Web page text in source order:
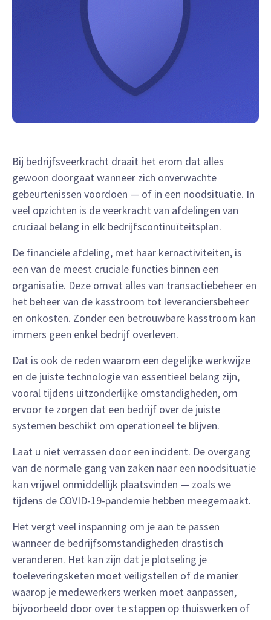
Bij bedrijfsveerkracht draait het erom dat alles
gewoon doorgaat wanneer zich onverwachte
gebeurtenissen voordoen — of in een noodsituatie. In
veel opzichten is de veerkracht van afdelingen van
cruciaal belang in elk bedrijfscontinuïteitsplan.
De financiële afdeling, met haar kernactiviteiten, is
een van de meest cruciale functies binnen een
organisatie. Deze omvat alles van transactiebeheer en
het beheer van de kasstroom tot leveranciersbeheer
en onkosten. Zonder een betrouwbare kasstroom kan
immers geen enkel bedrijf overleven.
Dat is ook de reden waarom een degelijke werkwijze
en de juiste technologie van essentieel belang zijn,
vooral tijdens uitzonderlijke omstandigheden, om
ervoor te zorgen dat een bedrijf over de juiste
systemen beschikt om operationeel te blijven.
Laat u niet verrassen door een incident. De overgang
van de normale gang van zaken naar een noodsituatie
kan vrijwel onmiddellijk plaatsvinden — zoals we
tijdens de COVID-19-pandemie hebben meegemaakt.
Het vergt veel inspanning om je aan te passen
wanneer de bedrijfsomstandigheden drastisch
veranderen. Het kan zijn dat je plotseling je
toeleveringsketen moet veiligstellen of de manier
waarop je medewerkers werken moet aanpassen,
bijvoorbeeld door over te stappen op thuiswerken of